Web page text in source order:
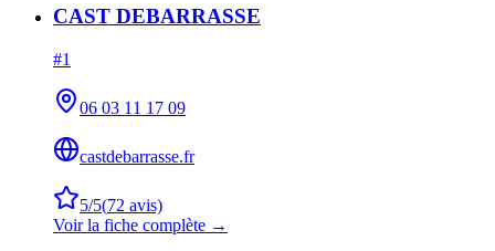
CAST DEBARRASSE
#1
06 03 11 17 09
castdebarrasse.fr
5/5(72 avis)
Voir la fiche complète →